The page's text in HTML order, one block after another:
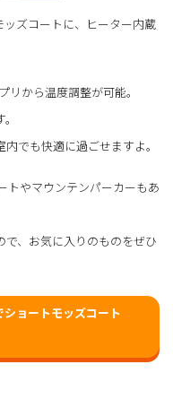
ズコートに、ヒーター内蔵
から温度調整が可能。
でも快適に過ごせますよ。
トやマウンテンパーカーもあ
、お気に入りのものをぜひ
ョートモッズコート